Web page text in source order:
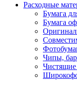
Расходные
Бумага
Бумага
Чипы,
Чистящие